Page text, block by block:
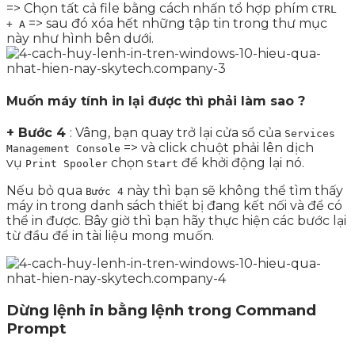
=> Chọn tất cả file bằng cách nhấn tổ hợp phím CTRL
+ A => sau đó xóa hết những tập tin trong thư mục
này như hình bên dưới.
Muốn máy tính in lại được thì phải làm sao ?
+ Bước 4 : Vâng, bạn quay trở lại cửa sổ của Services
Management Console => và click chuột phải lên dịch
vụ Print Spooler chọn Start để khởi động lại nó.
Nếu bỏ qua Bước 4 này thì bạn sẽ không thể tìm thấy
máy in trong danh sách thiết bị đang kết nối và để có
thể in được. Bây giờ thì bạn hãy thực hiện các bước lại
từ đầu để in tài liệu mong muốn.
Dừng lệnh in bằng lệnh trong Command
Prompt